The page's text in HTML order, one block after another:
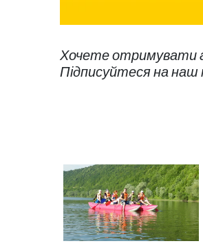
Хочете отримувати
Підписуйтеся на наш